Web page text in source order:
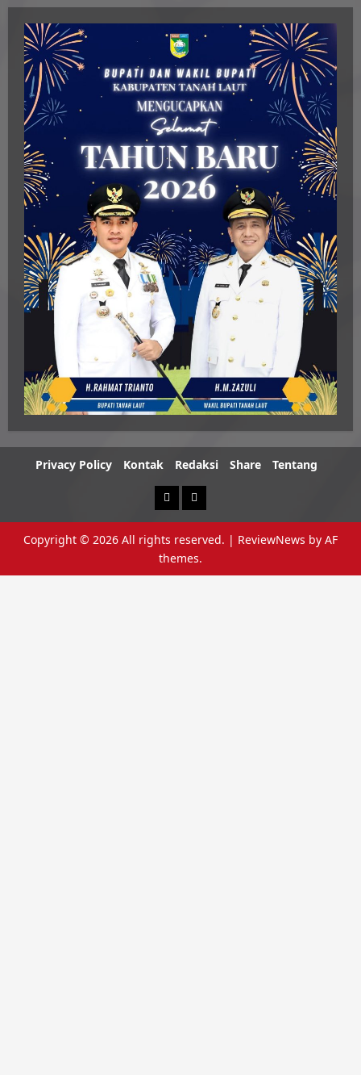
Privacy Policy Kontak Redaksi Share Tentang
Berita Advertorial
Copyright © 2026 All rights reserved. | ReviewNews by AF
themes.